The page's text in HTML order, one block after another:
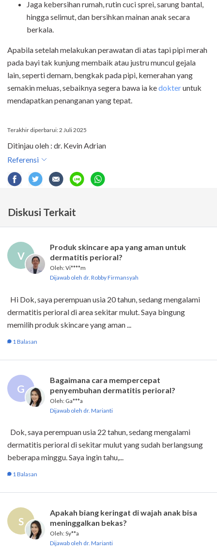
Jaga kebersihan rumah, rutin cuci sprei, sarung bantal,
hingga selimut, dan bersihkan mainan anak secara
berkala.
Apabila setelah melakukan perawatan di atas tapi pipi merah
pada bayi tak kunjung membaik atau justru muncul gejala
lain, seperti demam, bengkak pada pipi, kemerahan yang
semakin meluas, sebaiknya segera bawa ia kedokteruntuk
mendapatkan penanganan yang tepat.
Terakhir diperbarui: 2 Juli 2025